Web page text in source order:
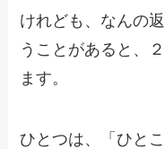
けれども、なんの
うことがあると、
ます。
ひとつは、「ひと